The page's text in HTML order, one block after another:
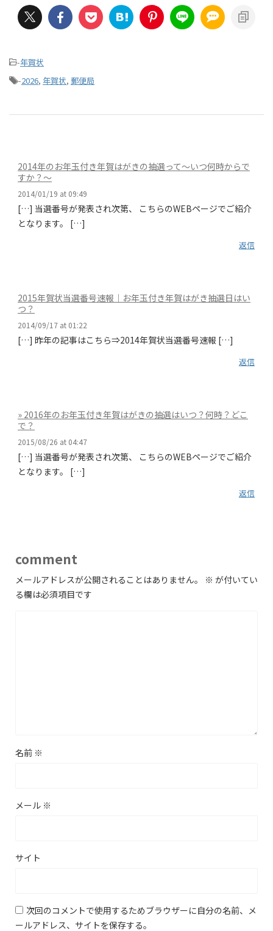
-年賀状
-2026, 年賀状, 郵便局
2014年のお年玉付き年賀はがきの抽選って～いつ何時からで
すか？～
2014/01/19 at 09:49
[…] 当選番号が発表され次第、 こちらのWEBページでご紹介
となります。 […]
返信
2015年賀状当選番号速報｜お年玉付き年賀はがき抽選日はい
つ？
2014/09/17 at 01:22
[…] 昨年の記事はこちら⇒2014年賀状当選番号速報 […]
返信
» 2016年のお年玉付き年賀はがきの抽選はいつ？何時？どこ
で？
2015/08/26 at 04:47
[…] 当選番号が発表され次第、 こちらのWEBページでご紹介
となります。 […]
返信
comment
メールアドレスが公開されることはありません。 ※ が付いてい
る欄は必須項目です
名前 ※
メール ※
サイト
次回のコメントで使用するためブラウザーに自分の名前、メ
ールアドレス、サイトを保存する。